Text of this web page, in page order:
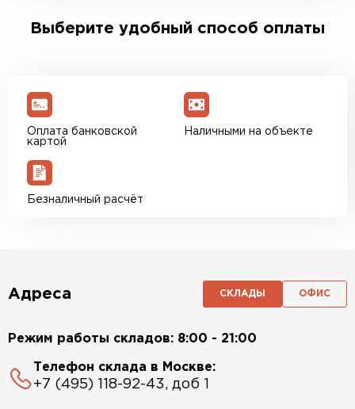
Выберите удобный способ оплаты
Оплата банковской
картой
Наличными на объекте
Безналичный расчёт
Адреса СКЛАДЫ ОФИС
Режим работы складов: 8:00 - 21:00
Телефон склада в Москве:
+7 (495) 118-92-43, доб 1